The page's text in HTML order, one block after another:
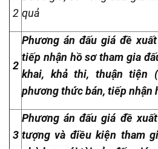
2 quả
2
Phương án đấu giá đề
tiếp nhận hồ sơ tham gia
khai, khả thi, thuận tiện
phương thức bán, tiếp nhận
3
Phương án đấu giá đề
tượng và điều kiện tham